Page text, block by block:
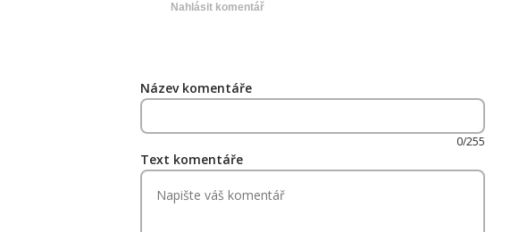
Nahlásit komentář
Název komentáře
0/255
Text komentáře